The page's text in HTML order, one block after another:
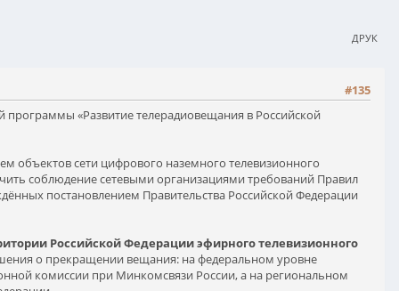
ДРУК
#135
программы «Развитие телерадиовещания в Российской
объектов сети цифрового наземного телевизионного
соблюдение сетевыми организациями требований Правил
постановлением Правительства Российской Федерации
Российской Федерации эфирного телевизионного
о прекращении вещания: на федеральном уровне
комиссии при Минкомсвязи России, а на региональном